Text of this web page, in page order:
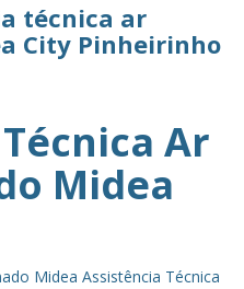
técnica ar
City Pinheirinho
Ar
Midea
Midea Assistência Técnica